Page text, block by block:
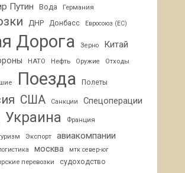
Путин Вода Германия
ДНР Донбасс Евросоюз (ЕС)
Дорога Зерно Китай
НАТО Нефть Оружие Отходы
Поезда Полеты
США Санкции Спецоперации
Украина Франция
Экспорт авиакомпании
москва мтк север-юг
перевозки судоходство